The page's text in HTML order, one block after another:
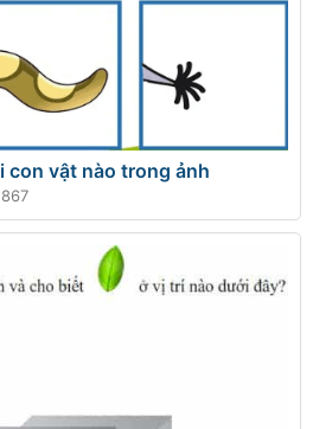
con vật nào trong ảnh